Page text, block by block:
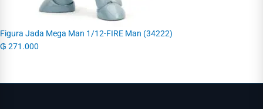
Figura Jada Mega Man 1/12-FIRE Man (34222)
₲ 271.000